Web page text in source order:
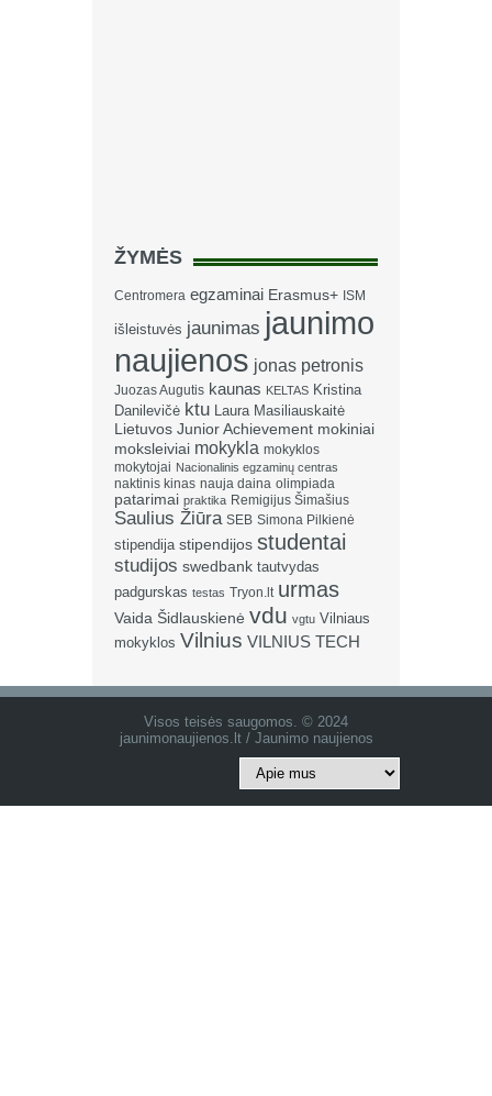
ŽYMĖS
Centromera egzaminai Erasmus+ ISM
išleistuvės jaunimas jaunimo
naujienos jonas petronis
Juozas Augutis kaunas KELTAS Kristina
Danilevičė ktu Laura Masiliauskaitė
Lietuvos Junior Achievement mokiniai
moksleiviai mokykla mokyklos
mokytojai Nacionalinis egzaminų centras
naktinis kinas nauja daina olimpiada
patarimai praktika Remigijus Šimašius
Saulius Žiūra SEB Simona Pilkienė
stipendija stipendijos studentai
studijos swedbank tautvydas
padgurskas testas Tryon.lt urmas
Vaida Šidlauskienė vdu vgtu Vilniaus
mokyklos Vilnius VILNIUS TECH
Visos teisės saugomos. © 2024
jaunimonaujienos.lt / Jaunimo naujienos